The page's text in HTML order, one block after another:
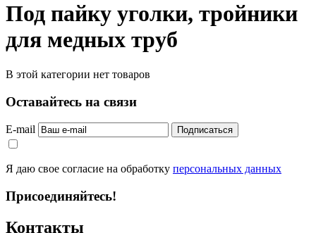
Под пайку уголки, тройники
для медных труб
В этой категории нет товаров
Оставайтесь на связи
E-mail Подписаться
Я даю свое согласие на обработку персональных данных
Присоединяйтесь!
Контакты